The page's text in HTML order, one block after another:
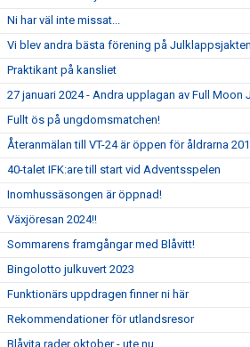
Ni har väl inte missat...
Vi blev andra bästa förening på
Praktikant på kansliet
27 januari 2024 - Andra upplagan av Full Moon
Fullt ös på ungdomsmatchen!
Återanmälan till VT-24 är öppen för åldrarna
40-talet IFK:are till start vid Adventsspelen
Inomhussäsongen är öppnad!
Växjöresan 2024!!
Sommarens framgångar med Blåvitt!
Bingolotto julkuvert 2023
Funktionärs uppdragen finner ni här
Rekommendationer för utlandsresor
Blåvita rader oktober - ute nu